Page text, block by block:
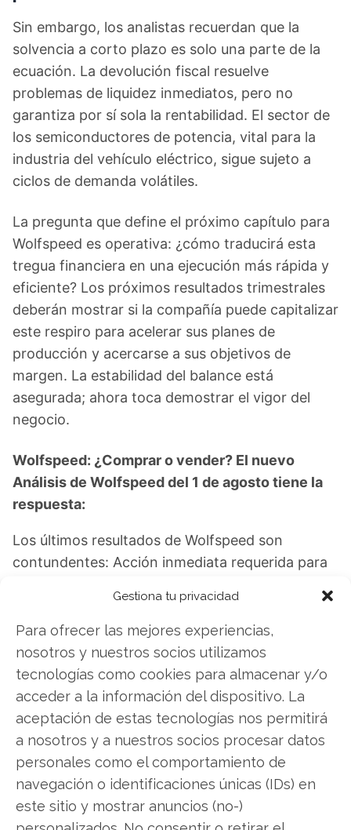
Gestiona tu privacidad
Para ofrecer las mejores experiencias,
nosotros y nuestros socios utilizamos
tecnologías como cookies para almacenar y/o
acceder a la información del dispositivo. La
aceptación de estas tecnologías nos permitirá
a nosotros y a nuestros socios procesar datos
personales como el comportamiento de
navegación o identificaciones únicas (IDs) en
este sitio y mostrar anuncios (no-)
Sin embargo, los analistas recuerdan que la
solvencia a corto plazo es solo una parte de la
ecuación. La devolución fiscal resuelve
problemas de liquidez inmediatos, pero no
garantiza por sí sola la rentabilidad. El sector de
los semiconductores de potencia, vital para la
industria del vehículo eléctrico, sigue sujeto a
ciclos de demanda volátiles.
La pregunta que define el próximo capítulo para
Wolfspeed es operativa: ¿cómo traducirá esta
tregua financiera en una ejecución más rápida y
eficiente? Los próximos resultados trimestrales
deberán mostrar si la compañía puede capitalizar
este respiro para acelerar sus planes de
producción y acercarse a sus objetivos de
margen. La estabilidad del balance está
asegurada; ahora toca demostrar el vigor del
negocio.
Wolfspeed: ¿Comprar o vender? El nuevo
Análisis de Wolfspeed del 1 de agosto tiene la
respuesta:
Los últimos resultados de Wolfspeed son
contundentes: Acción inmediata requerida para
invertir o es momento de vender? En el Análisis
gratuito actual del 1 de agosto descubrirá
exactamente qué hacer.
Wolfspeed: ¿Comprar o vender? ¡Lee más aquí!
Wolfspeed
Compartir este artículo